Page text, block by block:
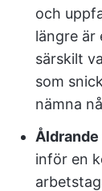
och
längre är
särskilt
som
nämna
inför en